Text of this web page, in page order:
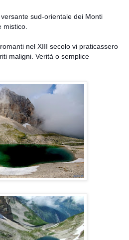
sud-orientale dei Monti
mistico.
nel XIII secolo vi praticassero
maligni. Verità o semplice